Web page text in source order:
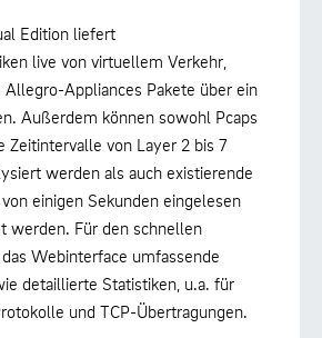
Edition liefert
live von virtuellem Verkehr,
Allegro-Appliances Pakete über ein
Außerdem können sowohl Pcaps
Zeitintervalle von Layer 2 bis 7
werden als auch existierende
einigen Sekunden eingelesen
werden. Für den schnellen
Webinterface umfassende
detaillierte Statistiken, u.a. für
und TCP-Übertragungen.